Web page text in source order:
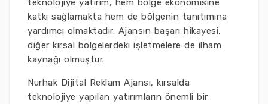
teknolojiye yatırım, hem bölge ekonomisine
katkı sağlamakta hem de bölgenin tanıtımına
yardımcı olmaktadır. Ajansın başarı hikayesi,
diğer kırsal bölgelerdeki işletmelere de ilham
kaynağı olmuştur.
Nurhak Dijital Reklam Ajansı, kırsalda
teknolojiye yapılan yatırımların önemli bir